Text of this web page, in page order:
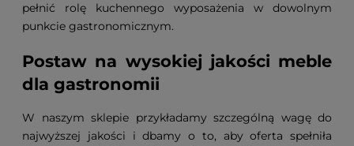
pełnić rolę kuchennego wyposażenia w dowolnym
punkcie gastronomicznym.
Postaw na wysokiej jakości meble
dla gastronomii
W naszym sklepie przykładamy szczególną wagę do
najwyższej jakości i dbamy o to, aby oferta spełniła